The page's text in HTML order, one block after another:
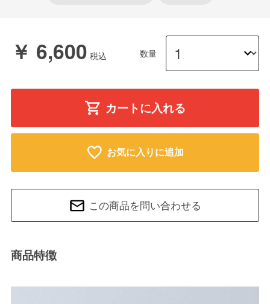
￥ 6,600 数量
カートに入れる
お気に入りに追加
この商品を問い合わせる
商品特徴